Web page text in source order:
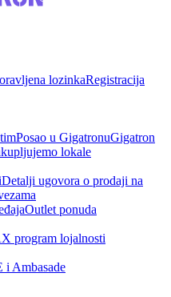
lozinkaRegistracija
Posao u GigatronuGigatron
lokale
Detalji ugovora o prodaji na
Outlet ponuda
program lojalnosti
Ambasade